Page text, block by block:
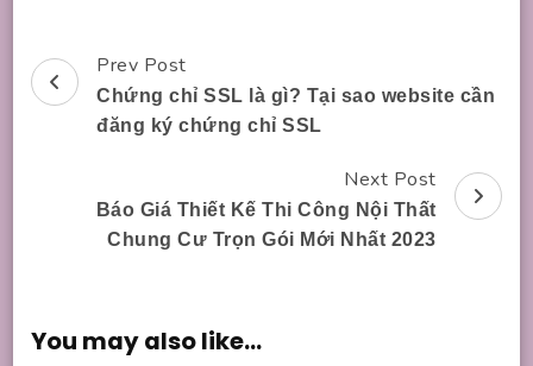
Post
Navigation
Prev Post
Chứng chỉ SSL là gì? Tại sao website cần
đăng ký chứng chỉ SSL
Next Post
Báo Giá Thiết Kế Thi Công Nội Thất
Chung Cư Trọn Gói Mới Nhất 2023
You may also like...